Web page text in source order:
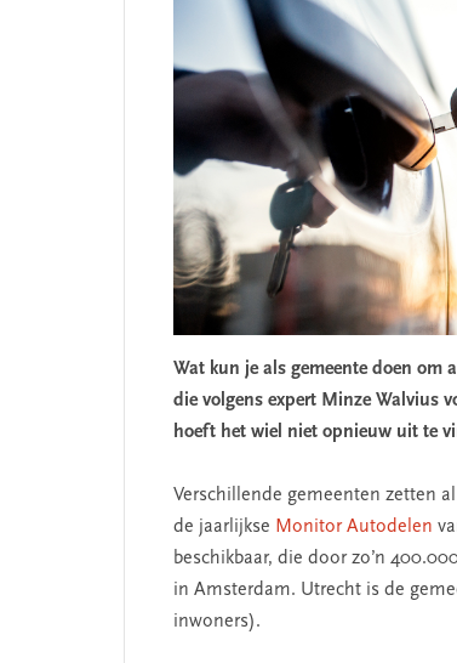
Wat kun je als gemeente doen om
die volgens expert Minze Walvius
hoeft het wiel niet opnieuw uit te
Verschillende gemeenten zetten
de jaarlijkse Monitor Autodelen
beschikbaar, die door zo’n
in Amsterdam. Utrecht is de
inwoners).
SEGMENT